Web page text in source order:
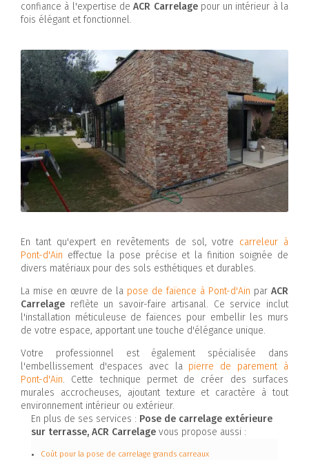
confiance à l'expertise deACR Carrelagepour un intérieur à la
fois élégant et fonctionnel.
En tant qu'expert en revêtements de sol, votre carreleur à
Pont-d'Ain effectue la pose précise et la finition soignée de
divers matériaux pour des sols esthétiques et durables.
La mise en œuvre de la pose de faïence à Pont-d'Ain par ACR
Carrelage reflète un savoir-faire artisanal. Ce service inclut
l'installation méticuleuse de faïences pour embellir les murs
de votre espace, apportant une touche d'élégance unique.
Votre professionnel est également spécialisée dans
l'embellissement d'espaces avec la pierre de parement à
Pont-d'Ain. Cette technique permet de créer des surfaces
murales accrocheuses, ajoutant texture et caractère à tout
environnement intérieur ou extérieur.
En plus de ses services : Pose de carrelage extérieure
sur terrasse, ACR Carrelage vous propose aussi :
Coût pour la pose de carrelage grands carreaux